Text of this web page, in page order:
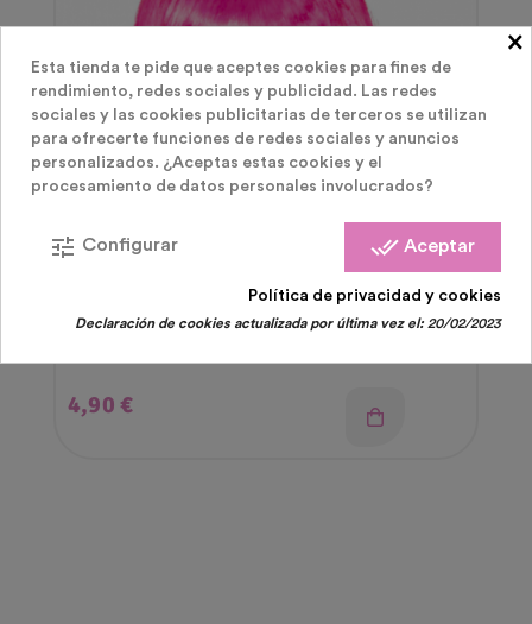
Precio
4,90 €
×
Esta tienda te pide que aceptes cookies para fines de
rendimiento, redes sociales y publicidad. Las redes
sociales y las cookies publicitarias de terceros se utilizan
para ofrecerte funciones de redes sociales y anuncios
personalizados. ¿Aceptas estas cookies y el
procesamiento de datos personales involucrados?
done_all Aceptar
tune Configurar
Política de privacidad y cookies
Declaración de cookies actualizada por última vez el:20/02/2023